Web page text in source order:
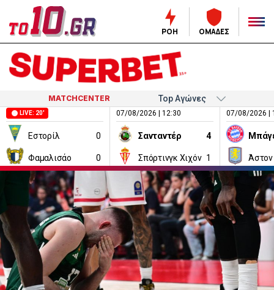
ΡΟΗ ΟΜΑΔΕΣ
MATCHCENTER
07/08/2026 | 12:30
Σανταντέρ 4
Σπόρτινγκ Χιχόν 1
07/08/2026 |
Άστον
LIVE: 20'
Εστορίλ 0
Φαμαλισάο 0